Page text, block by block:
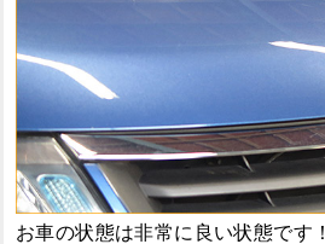
お車の状態は非常に良い状態です！